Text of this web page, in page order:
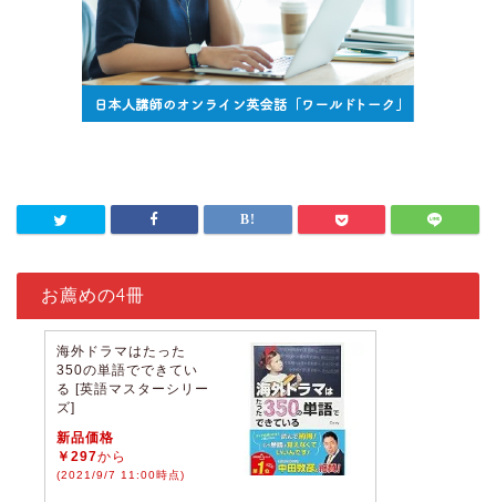
お薦めの4冊
海外ドラマはたった
350の単語でできてい
る [英語マスターシリー
ズ]
新品価格
￥297から
(2021/9/7 11:00時点)